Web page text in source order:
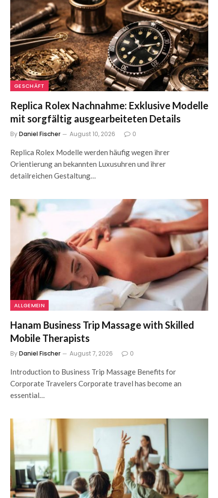
GESCHÄFT
Replica Rolex Nachnahme: Exklusive Modelle
mit sorgfältig ausgearbeiteten Details
ByDaniel Fischer August 10, 2026 0
Replica Rolex Modelle werden häufig wegen ihrer
Orientierung an bekannten Luxusuhren und ihrer
detailreichen Gestaltung…
ALLGEMEIN
Hanam Business Trip Massage with Skilled
Mobile Therapists
ByDaniel Fischer August 7, 2026 0
Introduction to Business Trip Massage Benefits for
Corporate Travelers Corporate travel has become an
essential…